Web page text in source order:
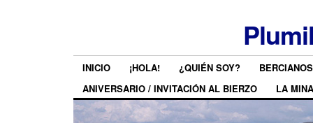
INICIO ¡HOLA! ¿QUIÉN SOY?
ANIVERSARIO / INVITACIÓN AL BIERZO
LA MINA